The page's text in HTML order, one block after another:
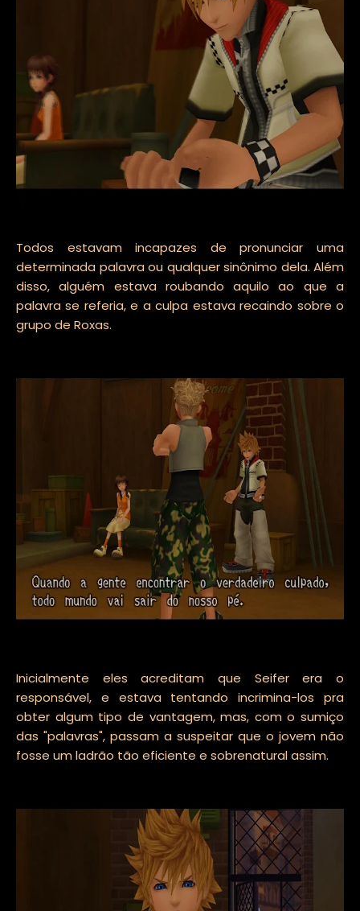
Todos estavam incapazes de pronunciar uma
determinada palavra ou qualquer sinônimo dela. Além
disso, alguém estava roubando aquilo ao que a
palavra se referia, e a culpa estava recaindo sobre o
grupo de Roxas.
Inicialmente eles acreditam que Seifer era o
responsável, e estava tentando incrimina-los pra
obter algum tipo de vantagem, mas, com o sumiço
das "palavras", passam a suspeitar que o jovem não
fosse um ladrão tão eficiente e sobrenatural assim.